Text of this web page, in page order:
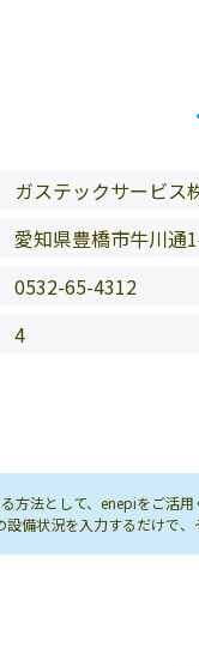
ガステックサービス
愛知県豊橋市牛川通
0532-65-4312
4
方法として、enepiをご活用
備状況を入力するだけで